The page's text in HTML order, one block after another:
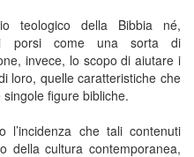
teologico della Bibbia né,
porsi come una sorta di
invece, lo scopo di aiutare i
loro, quelle caratteristiche che
singole figure bibliche.
l’incidenza che tali contenuti
della cultura contemporanea,